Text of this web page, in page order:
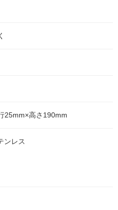
25mm×高さ190mm
ンレス